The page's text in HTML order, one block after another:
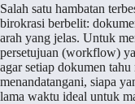
Salah satu hambatan
birokrasi berbelit:
arah yang jelas. Untuk
persetujuan (workflow)
agar setiap dokumen
menandatangani, siapa
lama waktu ideal untuk